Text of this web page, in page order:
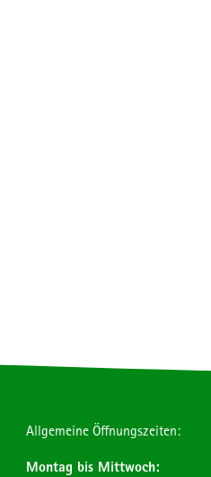
Allgemeine Öffnungszeiten:
Montag bis Mittwoch: